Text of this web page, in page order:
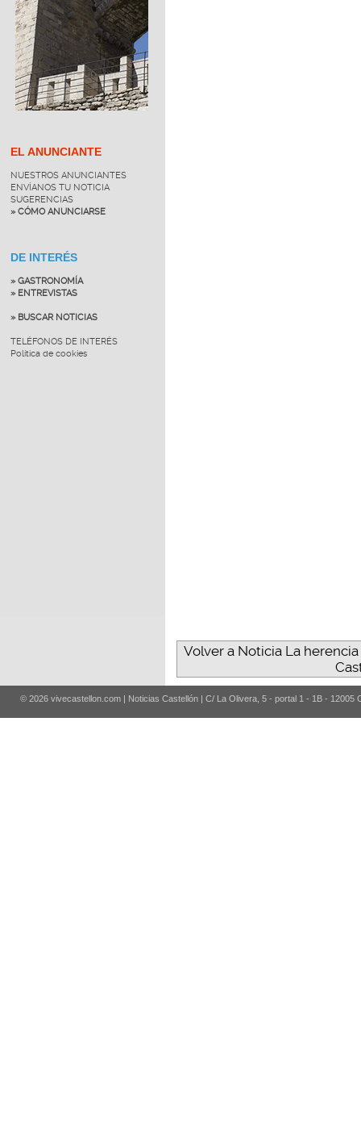
EL ANUNCIANTE
NUESTROS ANUNCIANTES
ENVÍANOS TU NOTICIA
SUGERENCIAS
» CÓMO ANUNCIARSE
DE INTERÉS
» GASTRONOMÍA
» ENTREVISTAS
» BUSCAR NOTICIAS
TELÉFONOS DE INTERÉS
Política de cookies
Volver a Noticia La
© 2026 vivecastellon.com | Noticias Castellón | C/ La Olivera, 5 - portal 1 - 1B - 12005